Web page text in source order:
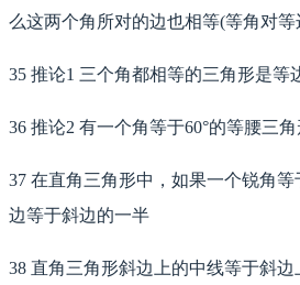
么这两个角所对的边也相等(等角对等
35 推论1 三个角都相等的三角形是等
36 推论2 有一个角等于60°的等腰三
37 在直角三角形中，如果一个锐角等
边等于斜边的一半
38 直角三角形斜边上的中线等于斜边